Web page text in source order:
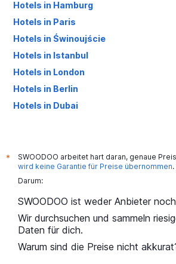
Hotels in Hamburg
Hotels in Paris
Hotels in Świnoujście
Hotels in Istanbul
Hotels in London
Hotels in Berlin
Hotels in Dubai
*
SWOODOO arbeitet hart daran, genaue
wird keine Garantie für Preise übernommen.
Darum:
SWOODOO ist weder Anbieter
Wir durchsuchen und sammeln
Daten für dich.
Warum sind die Preise nicht